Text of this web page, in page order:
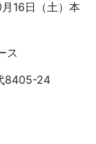
16日（土）本
ス
8405-24